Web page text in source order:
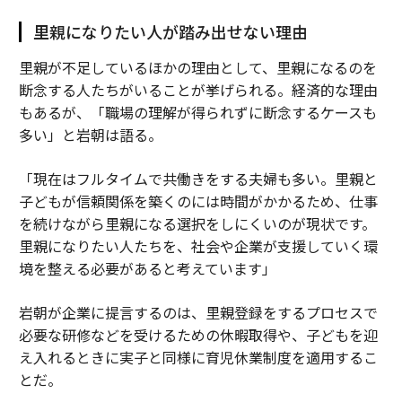
里親になりたい人が踏み出せない理由
里親が不足しているほかの理由として、里親になるのを
断念する人たちがいることが挙げられる。経済的な理由
もあるが、「職場の理解が得られずに断念するケースも
多い」と岩朝は語る。
「現在はフルタイムで共働きをする夫婦も多い。里親と
子どもが信頼関係を築くのには時間がかかるため、仕事
を続けながら里親になる選択をしにくいのが現状です。
里親になりたい人たちを、社会や企業が支援していく環
境を整える必要があると考えています」
岩朝が企業に提言するのは、里親登録をするプロセスで
必要な研修などを受けるための休暇取得や、子どもを迎
え入れるときに実子と同様に育児休業制度を適用するこ
とだ。